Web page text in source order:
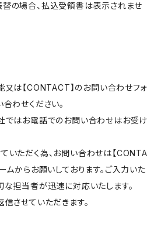
の場合、払込受領書は表示されませ
又は【CONTACT】のお問い合わせフォ
わせください。
ではお電話でのお問い合わせはお受け
いただく為、お問い合わせは【CONTA
ムからお願いしております。ご入力いた
な担当者が迅速に対応いたします。
させていただきます。